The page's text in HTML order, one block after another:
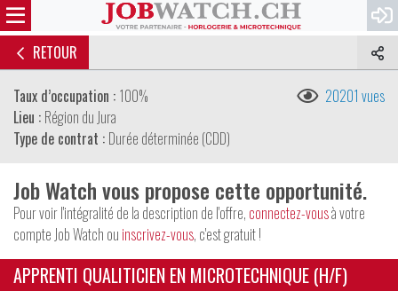
RETOUR
Taux d’occupation : 100%
Lieu : Région du Jura
Type de contrat : Durée déterminée (CDD)
20201 vues
Job Watch vous propose cette opportunité.
Pour voir l'intégralité de la description de l'offre, connectez-vousà votre
compte Job Watch ou inscrivez-vous, c'est gratuit !
APPRENTI QUALITICIEN EN MICROTECHNIQUE (H/F)